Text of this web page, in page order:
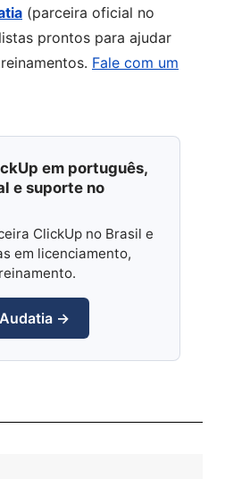
(parceira oficial no
prontos para ajudar
Fale com um
em português,
e suporte no
ClickUp no Brasil e
em licenciamento,
→